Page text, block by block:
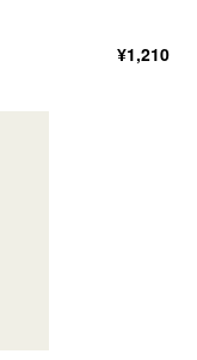
¥1,210